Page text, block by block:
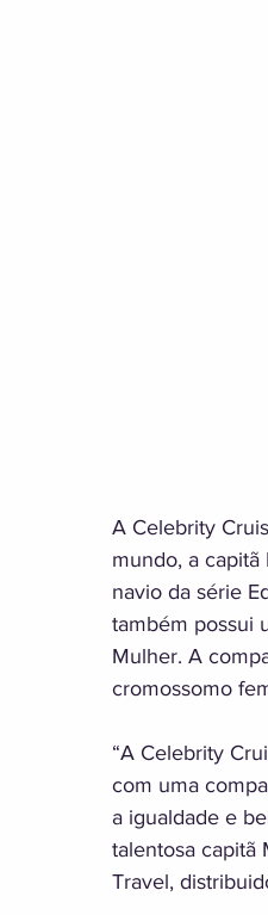
A Celebrity
mundo, a
navio da série
também possui
Mulher. A
cromossomo
“A Celebrity
com uma
a igualdade e
talentosa capitã
Travel,